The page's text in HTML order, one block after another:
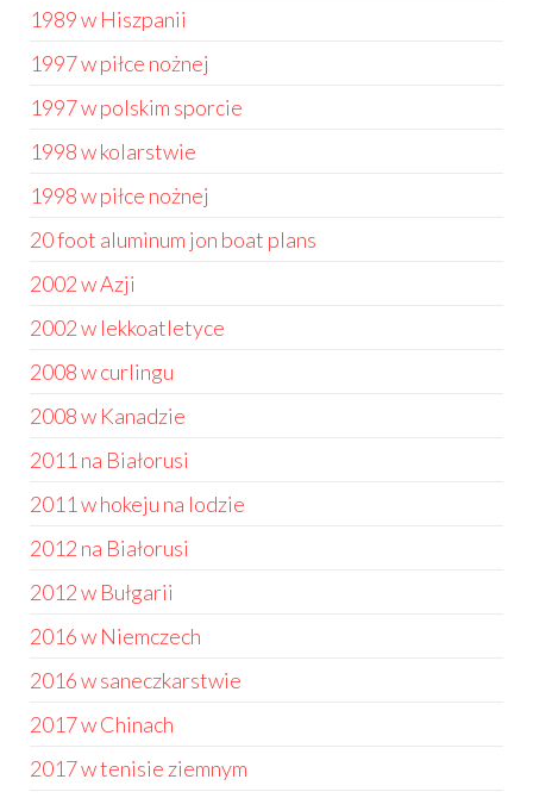
1989 w Hiszpanii
1997 w piłce nożnej
1997 w polskim sporcie
1998 w kolarstwie
1998 w piłce nożnej
20 foot aluminum jon boat plans
2002 w Azji
2002 w lekkoatletyce
2008 w curlingu
2008 w Kanadzie
2011 na Białorusi
2011 w hokeju na lodzie
2012 na Białorusi
2012 w Bułgarii
2016 w Niemczech
2016 w saneczkarstwie
2017 w Chinach
2017 w tenisie ziemnym